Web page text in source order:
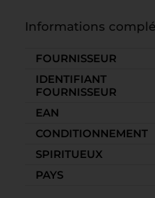
Informations
FOURNISSEUR
IDENTIFIANT
FOURNISSEUR
EAN
CONDITIONNEMENT
SPIRITUEUX
PAYS